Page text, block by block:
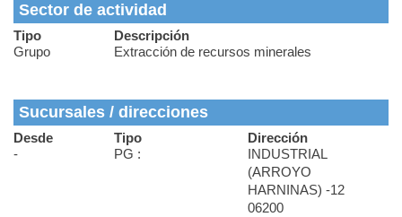
Sector de actividad
Tipo
Descripción
Grupo
Extracción de recursos minerales
Sucursales / direcciones
Desde Tipo
Dirección
-
PG :
INDUSTRIAL
(ARROYO
HARNINAS) -12
06200